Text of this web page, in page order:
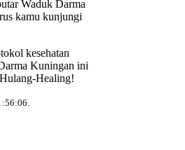
Waduk Darma
kamu kunjungi
kesehatan
Kuningan ini
Healing!